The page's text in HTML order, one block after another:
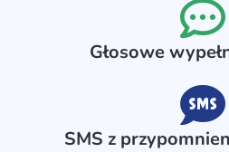
Głosowe
SMS z